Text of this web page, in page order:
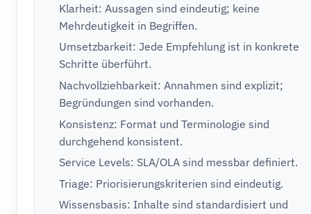
Klarheit: Aussagen sind eindeutig; keine
Mehrdeutigkeit in Begriffen.
Umsetzbarkeit: Jede Empfehlung ist in konkrete
Schritte überführt.
Nachvollziehbarkeit: Annahmen sind explizit;
Begründungen sind vorhanden.
Konsistenz: Format und Terminologie sind
durchgehend konsistent.
Service Levels: SLA/OLA sind messbar definiert.
Triage: Priorisierungskriterien sind eindeutig.
Wissensbasis: Inhalte sind standardisiert und